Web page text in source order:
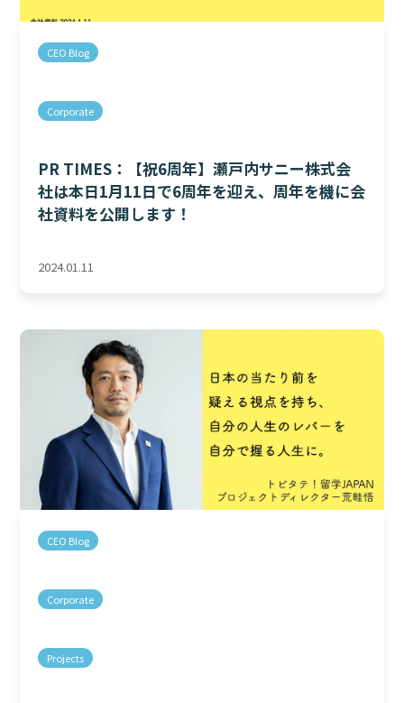
CEO Blog
Corporate
PR TIMES：【祝6周年】瀬戸内サニー株式会
社は本日1月11日で6周年を迎え、周年を機に会
社資料を公開します！
2024.01.11
CEO Blog
Corporate
Projects